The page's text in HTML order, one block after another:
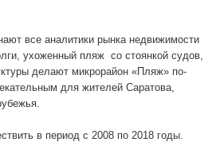
все аналитики рынка недвижимости
ухоженный пляж со стоянкой судов,
делают микрорайон «Пляж» по-
для жителей Саратова,
в период с 2008 по 2018 годы.